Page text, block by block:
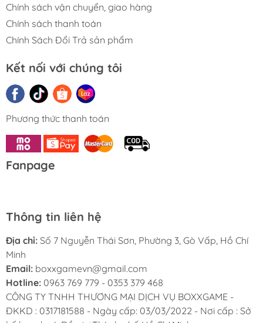
Chính sách vận chuyển, giao hàng
Chính sách thanh toán
Chính Sách Đổi Trả sản phẩm
Kết nối với chúng tôi
Phương thức thanh toán
Fanpage
Thông tin liên hệ
Địa chỉ: Số 7 Nguyễn Thái Sơn, Phường 3, Gò Vấp, Hồ Chí
Minh
Email: boxxgamevn@gmail.com
Hotline: 0963 769 779 - 0353 379 468
CÔNG TY TNHH THƯƠNG MẠI DỊCH VỤ BOXXGAME -
ĐKKD : 0317181588 - Ngày cấp: 03/03/2022 - Nơi cấp : Sở